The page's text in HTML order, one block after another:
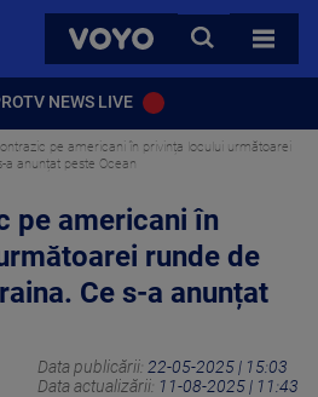
VOYO
CAUTA
TOATE
NEWS LIVE
pe americani în privința locului următoarei
a anunțat peste Ocean
pe americani în
runde de
Ce s-a anunțat
Data publicării: 22-05-2025 | 15:03
Data actualizării: 11-08-2025 | 11:43